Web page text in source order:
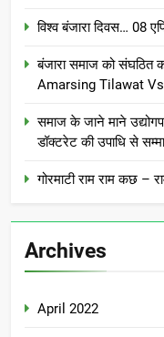
विश्व बंजारा दिवस… 08
बंजारा समाज को संघठित
Amarsing Tilawat
समाज के जाने माने
डॉक्टरेट की उपाधि से
गोरमाटी राम राम कछ –
Archives
April 2022